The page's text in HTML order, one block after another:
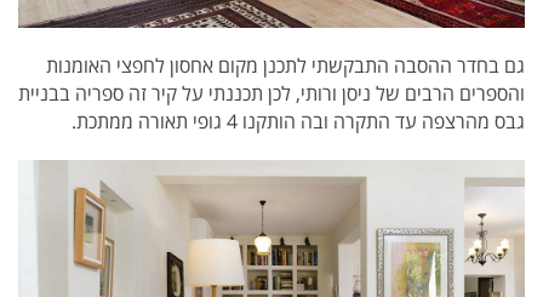
גם בחדר ההסבה התבקשתי לתכנן מקום אחסון לחפצי האומנות
והספרים הרבים של ניסן ורותי, לכן תכננתי על קיר זה ספריה בבניית
גבס מהרצפה עד התקרה ובה הותקנו 4 גופי תאורה ממתכת.